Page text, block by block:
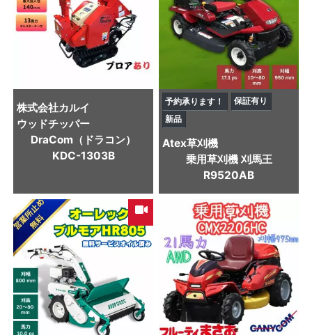
株式会社カルイ
ウッドチッパー
DraCom（ドラコン）
KDC-1303B
予約承ります！
保証有り
新品
Atex草刈機
乗用草刈機 刈馬王
R9520AB